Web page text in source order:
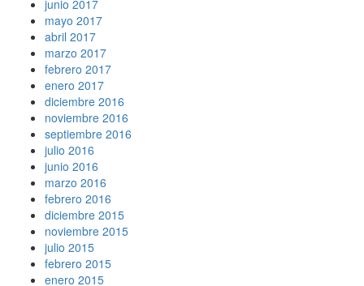
junio 2017
mayo 2017
abril 2017
marzo 2017
febrero 2017
enero 2017
diciembre 2016
noviembre 2016
septiembre 2016
julio 2016
junio 2016
marzo 2016
febrero 2016
diciembre 2015
noviembre 2015
julio 2015
febrero 2015
enero 2015